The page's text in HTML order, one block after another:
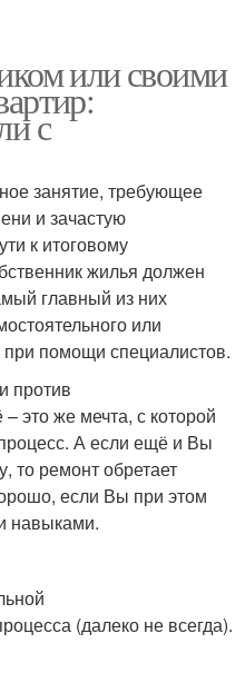
или своими
с
занятие, требующее
и зачастую
к итоговому
жилья должен
главный из них
или
помощи специалистов.
против
это же мечта, с которой
А если ещё и Вы
то ремонт обретает
если Вы при этом
навыками.
(далеко не всегда).